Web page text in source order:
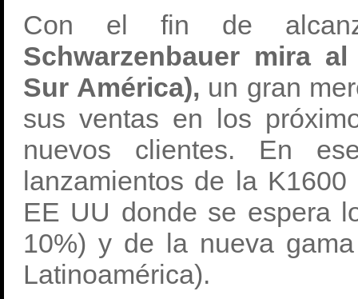
Con el fin de
Schwarzenbauer mira
Sur América), un gran
sus ventas en los
nuevos clientes. En
lanzamientos de la
EE UU donde se espera
10%) y de la nueva
Latinoamérica).